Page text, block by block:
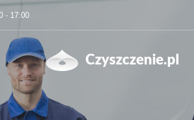
- 17:00
Czyszczenie.pl